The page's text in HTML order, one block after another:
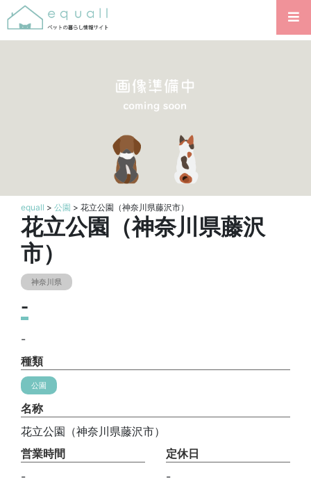
equall > 公園 > 花立公園（神奈川県藤沢市）
花立公園（神奈川県藤沢
市）
神奈川県
-
-
種類
公園
名称
花立公園（神奈川県藤沢市）
営業時間
-
定休日
-